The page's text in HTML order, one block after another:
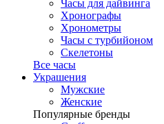
Часы для дайвинга
Хронографы
Хронометры
Часы с турбийоном
Скелетоны
Все часы
Украшения
Мужские
Женские
Популярные бренды